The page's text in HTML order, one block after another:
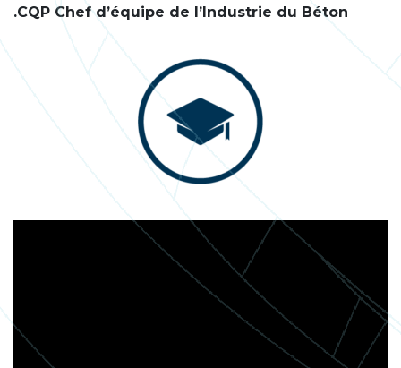
.CQP Chef d’équipe de l’Industrie du Béton